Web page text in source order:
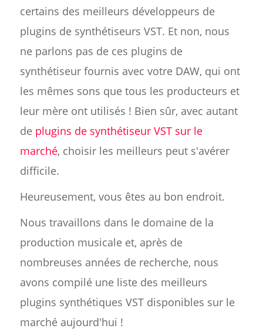
certains des meilleurs développeurs de
plugins de synthétiseurs VST. Et non, nous
ne parlons pas de ces plugins de
synthétiseur fournis avec votre DAW, qui ont
les mêmes sons que tous les producteurs et
leur mère ont utilisés ! Bien sûr, avec autant
de plugins de synthétiseur VST sur le
marché, choisir les meilleurs peut s'avérer
difficile.
Heureusement, vous êtes au bon endroit.
Nous travaillons dans le domaine de la
production musicale et, après de
nombreuses années de recherche, nous
avons compilé une liste des meilleurs
plugins synthétiques VST disponibles sur le
marché aujourd'hui !